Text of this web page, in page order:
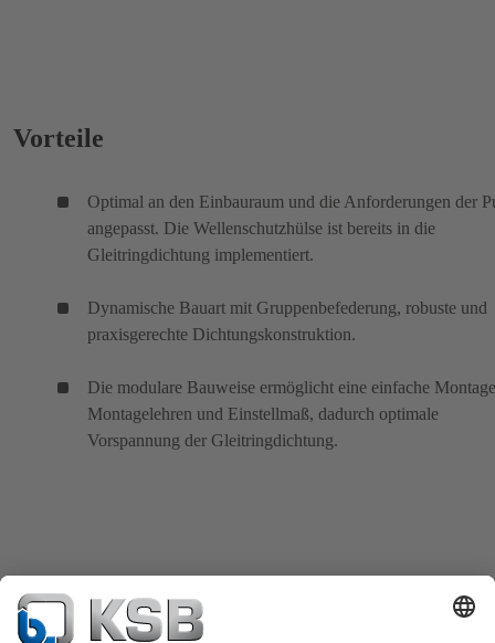
Vorteile
Optimal an den Einbauraum und die Anforderungen der
angepasst. Die Wellenschutzhülse ist bereits in die
Gleitringdichtung implementiert.
Dynamische Bauart mit Gruppenbefederung, robuste und
praxisgerechte Dichtungskonstruktion.
Die modulare Bauweise ermöglicht eine einfache
Montagelehren und Einstellmaß, dadurch optimale
Vorspannung der Gleitringdichtung.